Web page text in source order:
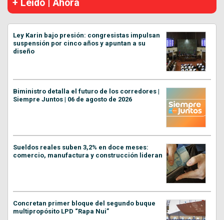
+ Leído | Ahora
Ley Karin bajo presión: congresistas impulsan
suspensión por cinco años y apuntan a su
diseño
Biministro detalla el futuro de los corredores |
Siempre Juntos | 06 de agosto de 2026
Sueldos reales suben 3,2% en doce meses:
comercio, manufactura y construcción lideran
Concretan primer bloque del segundo buque
multipropósito LPD “Rapa Nui”